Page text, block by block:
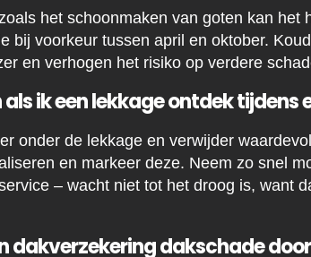
het schoonmaken van goten kan het
bij voorkeur tussen april en oktober.
en verhogen het risiko op verdere
ik een lekkage ontdek tijdens
onder de lekkage en verwijder
en markeer deze. Neem zo snel
– wacht niet tot het droog is, want
dakverzekering dakschade